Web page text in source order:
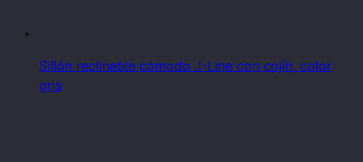
Sillón reclinable cómodo J-Line con cojín, color
gris